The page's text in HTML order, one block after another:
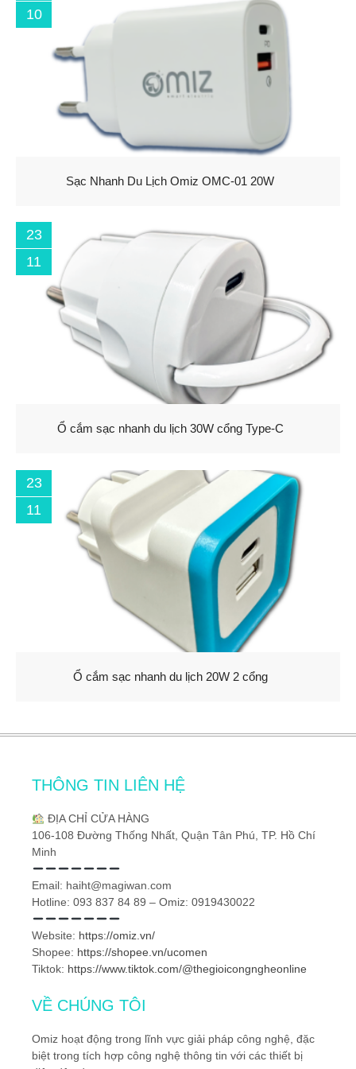
10
Sạc Nhanh Du Lịch Omiz OMC-01 20W
23
11
Ổ cắm sạc nhanh du lịch 30W cổng Type-C
23
11
Ổ cắm sạc nhanh du lịch 20W 2 cổng
THÔNG TIN LIÊN HỆ
ĐỊA CHỈ CỬA HÀNG
106-108 Đường Thống Nhất, Quận Tân Phú, TP. Hồ Chí
Minh
Email: haiht@magiwan.com
Hotline: 093 837 84 89 – Omiz: 0919430022
Website: https://omiz.vn/
Shopee: https://shopee.vn/ucomen
Tiktok: https://www.tiktok.com/@thegioicongngheonline
VỀ CHÚNG TÔI
Omiz hoạt động trong lĩnh vực giải pháp công nghệ, đặc
biệt trong tích hợp công nghệ thông tin với các thiết bị